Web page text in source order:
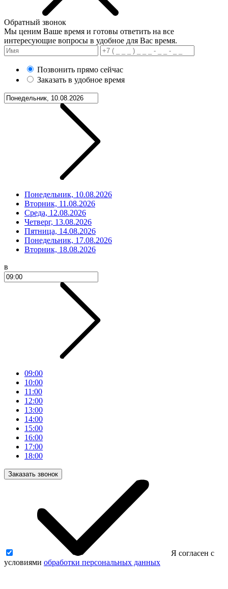
Обратный звонок
Мы ценим Ваше время и готовы ответить на все
интересующие вопросы в удобное для Вас время.
Позвонить прямо сейчас
Заказать в удобное время
Понедельник, 10.08.2026
Вторник, 11.08.2026
Среда, 12.08.2026
Четверг, 13.08.2026
Пятница, 14.08.2026
Понедельник, 17.08.2026
Вторник, 18.08.2026
в
09:00
10:00
11:00
12:00
13:00
14:00
15:00
16:00
17:00
18:00
Заказать звонок
Я согласен с
условиями обработки персональных данных